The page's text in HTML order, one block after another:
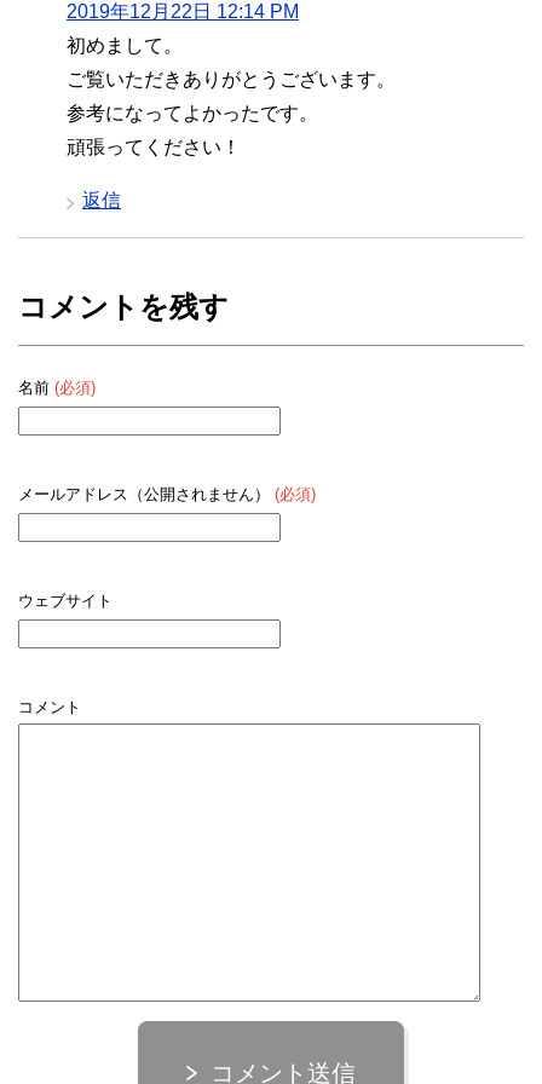
2019年12月22日 12:14 PM
初めまして。
ご覧いただきありがとうございます。
参考になってよかったです。
頑張ってください！
返信
コメントを残す
名前 (必須)
メールアドレス（公開されません） (必須)
ウェブサイト
コメント
コメント送信